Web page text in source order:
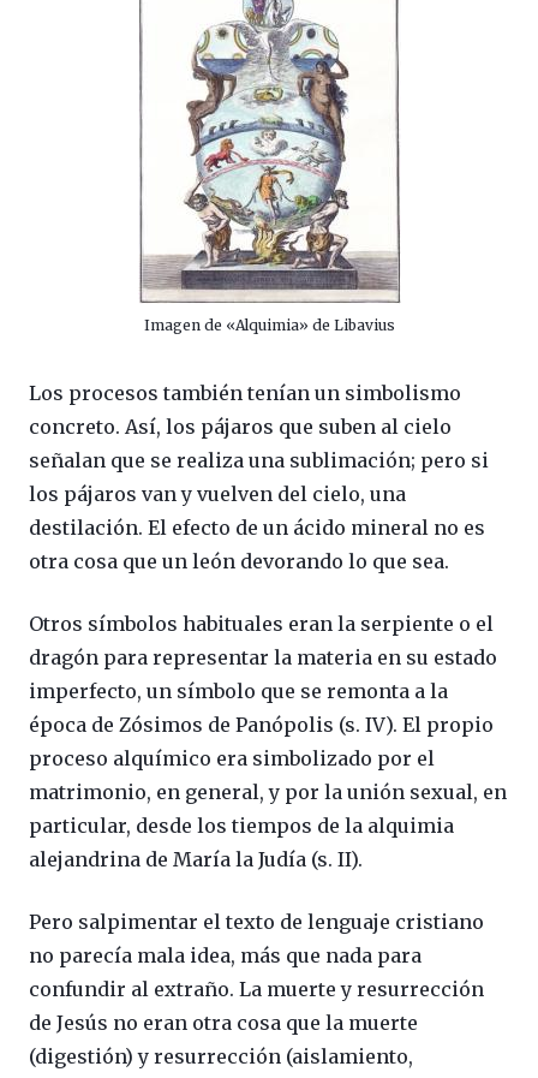
Imagen de «Alquimia» de Libavius
Los procesos también tenían un simbolismo
concreto. Así, los pájaros que suben al cielo
señalan que se realiza una sublimación; pero si
los pájaros van y vuelven del cielo, una
destilación. El efecto de un ácido mineral no es
otra cosa que un león devorando lo que sea.
Otros símbolos habituales eran la serpiente o el
dragón para representar la materia en su estado
imperfecto, un símbolo que se remonta a la
época de Zósimos de Panópolis (s. IV). El propio
proceso alquímico era simbolizado por el
matrimonio, en general, y por la unión sexual, en
particular, desde los tiempos de la alquimia
alejandrina de María la Judía (s. II).
Pero salpimentar el texto de lenguaje cristiano
no parecía mala idea, más que nada para
confundir al extraño. La muerte y resurrección
de Jesús no eran otra cosa que la muerte
(digestión) y resurrección (aislamiento,